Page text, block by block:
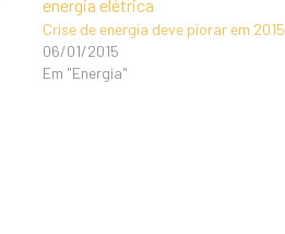
Crise de energia deve piorar em 2015
06/01/2015
Em "Energia"